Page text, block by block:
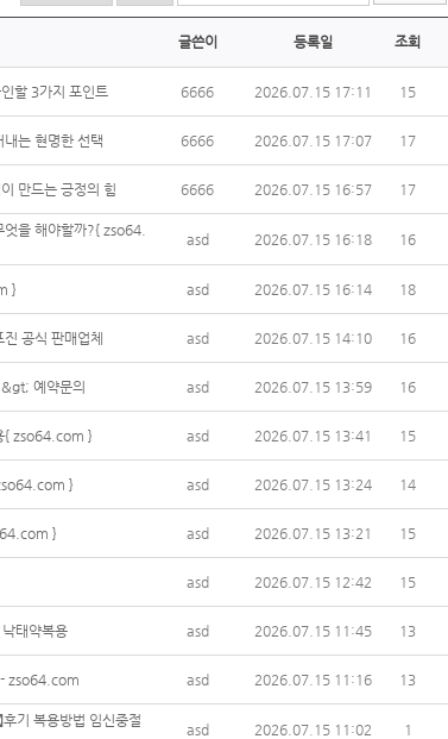
글쓴이 등록일 조회
할 3가지 포인트 6666 2026.07.15 17:11 15
는 현명한 선택 6666 2026.07.15 17:07 17
만드는 긍정의 힘 6666 2026.07.15 16:57 17
을 해야할까?{ zso64.
asd 2026.07.15 16:18 16
} asd 2026.07.15 16:14 18
공식 판매업체 asd 2026.07.15 14:10 16
예약문의 asd 2026.07.15 13:59 16
{ zso64.com } asd 2026.07.15 13:41 15
} asd 2026.07.15 13:24 14
} asd 2026.07.15 13:21 15
asd 2026.07.15 12:42 15
태약복용 asd 2026.07.15 11:45 13
- zso64.com asd 2026.07.15 11:16 13
기 복용방법 임신중절
asd 2026.07.15 11:02 1